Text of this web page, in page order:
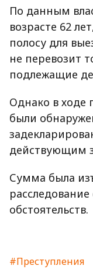
По данным
возрасте 62
полосу для
не перевозит
подлежащие
Однако в ходе
были
действующим
Сумма была
обстоятельств.
#Преступления